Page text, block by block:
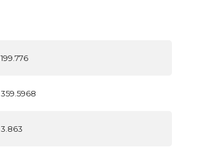
199.776
359.5968
3.863